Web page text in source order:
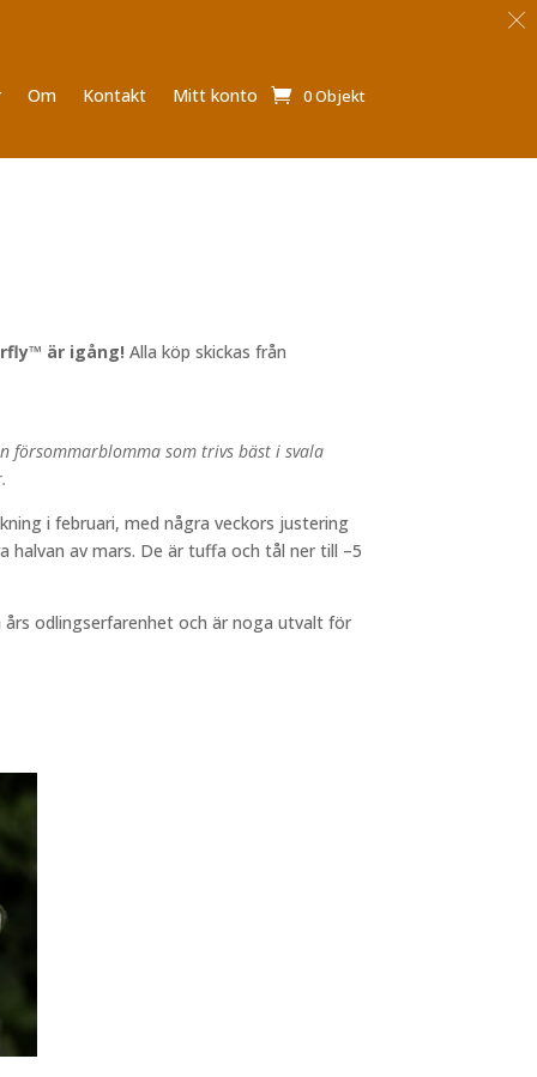
Om Kontakt Mitt konto 0 Objekt
är igång!Alla köp skickas från
försommarblomma som trivs bäst i svala
i februari, med några veckors justering
halvan av mars. De är tuffa och tål ner till –5
odlingserfarenhet och är noga utvalt för